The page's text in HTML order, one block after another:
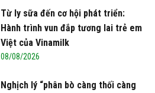
Từ ly sữa đến cơ hội phát triển:
Hành trình vun đắp tương lai trẻ em
Việt của Vinamilk
08/08/2026
Nghịch lý “phân bò càng thối càng